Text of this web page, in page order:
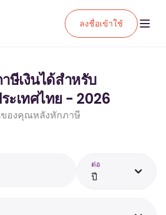
ลงชื่อเข้าใช้
ษีเงินได้สำหรับ
ะเทศไทย - 2026
ของคุณหลังหักภาษี
ต่อ
ปี